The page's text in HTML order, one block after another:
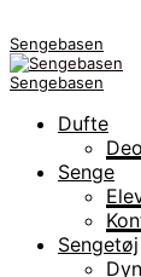
Sengebasen
Sengebasen
Dufte
Senge
Sengetøj